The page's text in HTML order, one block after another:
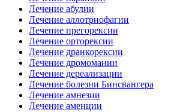
Лечение абулии
Лечение аллотриофагии
Лечение прегорексии
Лечение орторексии
Лечение дранкорексии
Лечение дромомании
Лечение дереализации
Лечение болезни Бинсвангера
Лечение амнезии
Лечение аменции